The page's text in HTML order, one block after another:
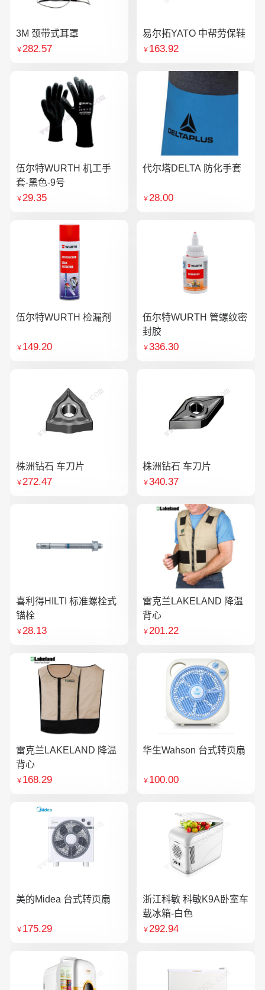
3M 颈带式耳罩
￥282.57
易尔拓YATO 中帮劳保鞋
￥ 163.92
伍尔特WURTH 机工手
套-黑色-9号
￥29.35
代尔塔DELTA 防化手套
￥28.00
伍尔特WURTH 检漏剂
￥ 149.20
伍尔特WURTH 管螺纹密
封胶
￥336.30
株洲钻石 车刀片
￥272.47
株洲钻石 车刀片
￥340.37
喜利得HILTI 标准螺栓式
锚栓
￥28.13
雷克兰LAKELAND 降温
背心
￥201.22
雷克兰LAKELAND 降温
背心
￥ 168.29
华生Wahson 台式转页扇
￥ 100.00
美的Midea 台式转页扇
￥ 175.29
浙江科敏 科敏K9A卧室车
载冰箱-白色
￥292.94